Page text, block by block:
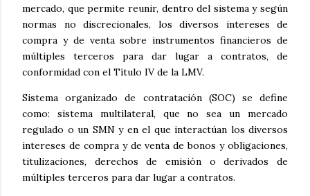
mercado, que permite reunir, dentro del sistema y según
normas no discrecionales, los diversos intereses de
compra y de venta sobre instrumentos financieros de
múltiples terceros para dar lugar a contratos, de
conformidad con el Título IV de la LMV.
Sistema organizado de contratación (SOC) se define
como: sistema multilateral, que no sea un mercado
regulado o un SMN y en el que interactúan los diversos
intereses de compra y de venta de bonos y obligaciones,
titulizaciones, derechos de emisión o derivados de
múltiples terceros para dar lugar a contratos.